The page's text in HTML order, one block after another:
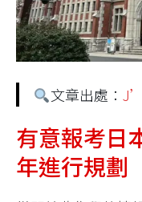
文章出處：
有意報考日
年進行規劃